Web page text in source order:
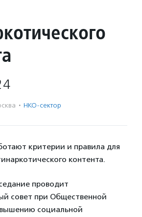
· НКО-сектор
критерии и правила для
контента.
проводит
совет при Общественной
социальной